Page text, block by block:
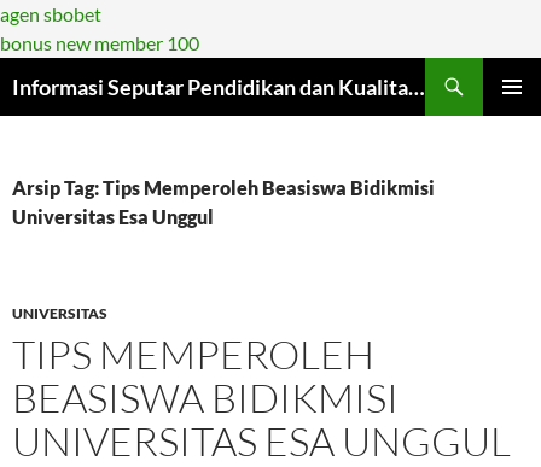
agen sbobet
bonus new member 100
ke
Informasi Seputar Pendidikan dan Kualitasnya di Era Modern
Arsip Tag: Tips Memperoleh Beasiswa Bidikmisi
Universitas Esa Unggul
UNIVERSITAS
TIPS MEMPEROLEH
BEASISWA BIDIKMISI
UNIVERSITAS ESA UNGGUL